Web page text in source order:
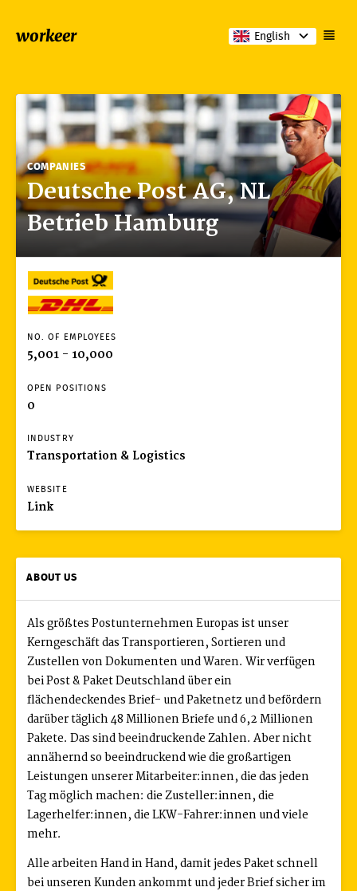
workeer English
COMPANIES
Deutsche Post AG, NL
Betrieb Hamburg
NO. OF EMPLOYEES
5,001 - 10,000
OPEN POSITIONS
0
INDUSTRY
Transportation & Logistics
WEBSITE
Link
ABOUT US
Als größtes Postunternehmen Europas ist unser
Kerngeschäft das Transportieren, Sortieren und
Zustellen von Dokumenten und Waren. Wir verfügen
bei Post & Paket Deutschland über ein
flächendeckendes Brief- und Paketnetz und befördern
darüber täglich 48 Millionen Briefe und 6,2 Millionen
Pakete. Das sind beeindruckende Zahlen. Aber nicht
annähernd so beeindruckend wie die großartigen
Leistungen unserer Mitarbeiter:innen, die das jeden
Tag möglich machen: die Zusteller:innen, die
Lagerhelfer:innen, die LKW-Fahrer:innen und viele
mehr.
Alle arbeiten Hand in Hand, damit jedes Paket schnell
bei unseren Kunden ankommt und jeder Brief sicher im